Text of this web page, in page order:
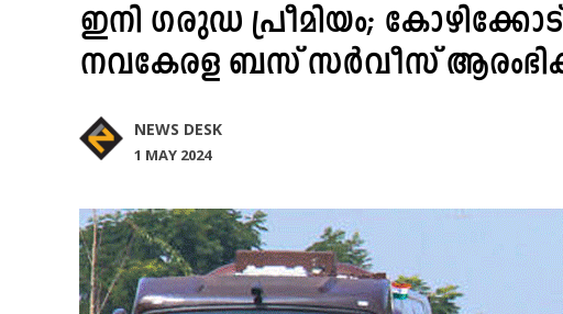
ഇനി ഗരുഡ പ്രീമിയം;
നവകേരള ബസ് സര്‍വീസ്
NEWS DESK
1 MAY 2024